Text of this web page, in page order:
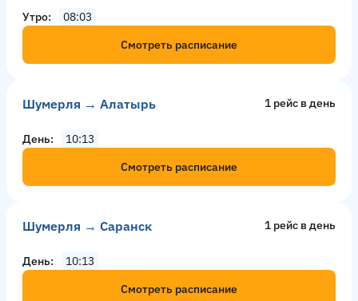
Утро
08:03
Смотреть расписание
Шумерля → Алатырь 1 рейс в день
День
10:13
Смотреть расписание
Шумерля → Саранск 1 рейс в день
День
10:13
Смотреть расписание